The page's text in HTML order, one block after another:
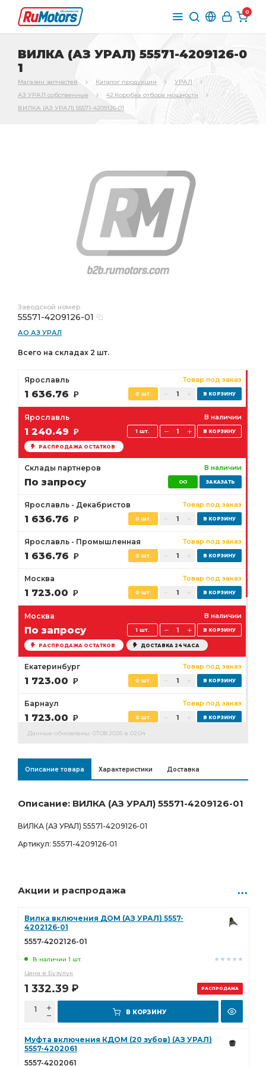
0
ВИЛКА (АЗ УРАЛ) 55571-4209126-0
1
Магазин запчастей Каталог продукции
УРАЛ
АЗ УРАЛ собственные
42.Коробка отбора мощности
ВИЛКА (АЗ УРАЛ) 55571-4209126-01
Заводской номер
55571-4209126-01
АО АЗ УРАЛ
Всего на складах 2 шт.
Ярославль Товар под заказ
1 636.76 Р 0 шт.
Ярославль В наличии
1 240.49 Р 1 шт.
РАСПРОДАЖА ОСТАТКОВ
Склады партнеров В наличии
По запросу
Ярославль - Декабристов Товар под заказ
1 636.76 Р 0 шт.
Ярославль - Промышленная Товар под заказ
1 636.76 Р 0 шт.
Москва Товар под заказ
1 723.00 Р 0 шт.
Москва В наличии
По запросу 1 шт.
РАСПРОДАЖА ОСТАТКОВ ДОСТАВКА 24 ЧАСА
Екатеринбург Товар под заказ
1 723.00 Р 0 шт.
Барнаул Товар под заказ
1 723.00 Р 0 шт.
1 810.00 Р 0 шт.
Бузулук
Ростов-на-Дону
Данные обновлены: 07.08.2026 в 02:04
Описание товара Характеристики Доставка
Описание: ВИЛКА (АЗ УРАЛ) 55571-4209126-01
ВИЛКА (АЗ УРАЛ) 55571-4209126-01
Артикул: 55571-4209126-01
Акции и распродажа
РАСПРОДАЖА
Вилка включения ДОМ (АЗ УРАЛ) 5557-
4202126-01
5557-4202126-01
В наличии 1 шт.
Цена в Бузулук
1 332.39 Р
В КОРЗИНУ
Муфта включения КДОМ (20 зубов) (АЗ УРАЛ)
5557-4202061
5557-4202061